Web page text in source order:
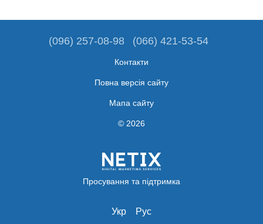
(096) 257-08-98 (066) 421-53-54
Контакти
Повна версія сайту
Мапа сайту
© 2026
Просування та підтримка
Укр Рус